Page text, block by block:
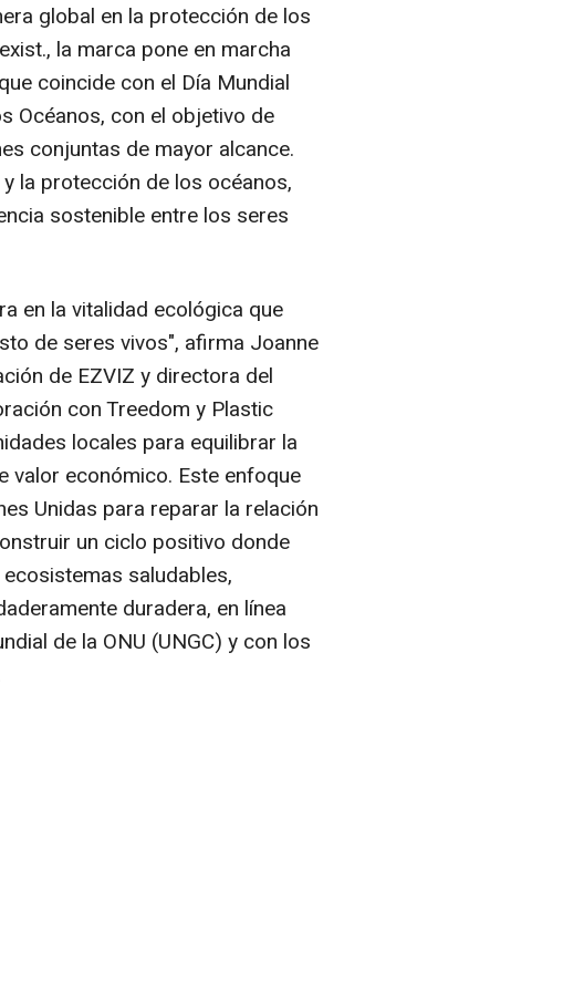
global en la protección de los
la marca pone en marcha
coincide con el Día Mundial
Océanos, con el objetivo de
conjuntas de mayor alcance.
la protección de los océanos,
sostenible entre los seres
en la vitalidad ecológica que
de seres vivos", afirma Joanne
de EZVIZ y directora del
con Treedom y Plastic
locales para equilibrar la
valor económico. Este enfoque
Unidas para reparar la relación
un ciclo positivo donde
saludables,
duradera, en línea
de la ONU (UNGC) y con los